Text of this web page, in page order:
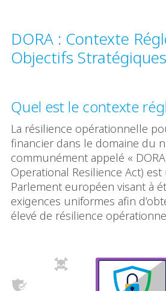
DORA : Contexte
Objectifs Stratégiques
Quel est le contexte
La résilience opérationnelle
financier dans le domaine du
communément appelé «
Operational Resilience Act)
Parlement européen visant à
exigences uniformes afin
élevé de résilience